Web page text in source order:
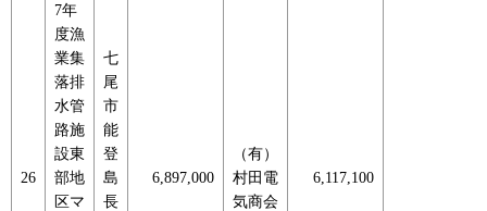
26
7年
度漁
業集
落排
水管
路施
設東
部地
区マ
七
尾
市
能
登
島
長
6,897,000
（有）
村田電
気商会
6,117,100